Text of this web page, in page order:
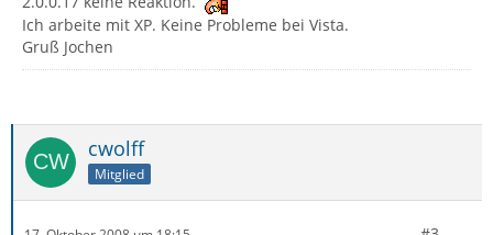
Ich arbeite mit XP. Keine Probleme bei Vista.
Gruß Jochen
cwolff
Mitglied